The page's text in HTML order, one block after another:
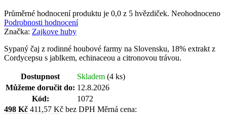
Průměrné hodnocení produktu je 0,0 z 5 hvězdiček. Neohodnoceno
Podrobnosti hodnocení
Značka: Zajkove huby
Sypaný čaj z rodinné houbové farmy na Slovensku, 18% extrakt z
Cordycepsu s jablkem, echinaceou a citronovou trávou.
Dostupnost Skladem (4 ks)
Můžeme doručit do: 12.8.2026
Kód:
1072
498 Kč 411,57 Kč bez DPH Měrná cena: